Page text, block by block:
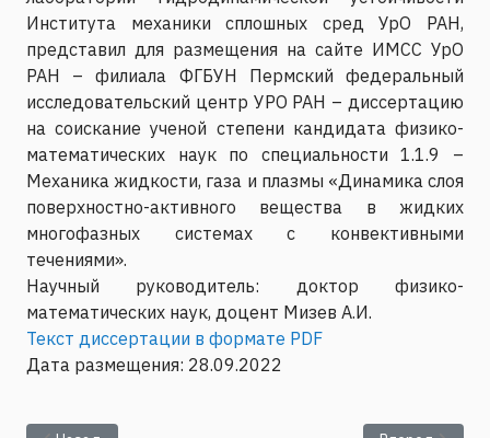
Института механики сплошных сред УрО РАН,
представил для размещения на сайте ИМСС УрО
РАН – филиала ФГБУН Пермский федеральный
исследовательский центр УРО РАН – диссертацию
на соискание ученой степени кандидата физико-
математических наук по специальности 1.1.9 –
Механика жидкости, газа и плазмы «Динамика слоя
поверхностно-активного вещества в жидких
многофазных системах с конвективными
течениями».
Научный руководитель: доктор физико-
математических наук, доцент Мизев А.И.
Текст диссертации в формате PDF
Дата размещения: 28.09.2022